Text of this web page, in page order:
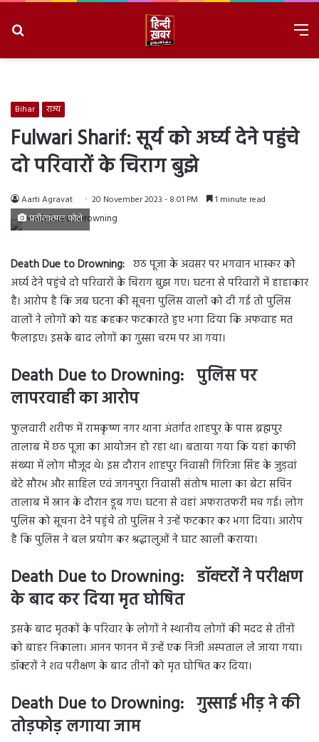
Bihar राज्य
Fulwari Sharif: सूर्य को अर्घ्य देने पहुंचे
दो परिवारों के चिराग बुझे
Aarti Agravat 20 November 2023 - 8:01 PM 1 minute read
प्रतीकात्मक फोटो
Death Due to Drowning: छठ पूजा के अवसर पर भगवान भास्कर को
अर्घ्य देने पहुंचे दो परिवारों के चिराग बुझ गए। घटना से परिवारों में हाहाकार
है। आरोप है कि जब घटना की सूचना पुलिस वालों को दी गई तो पुलिस
वालों ने लोगों को यह कहकर फटकारते हुए भगा दिया कि अफवाह मत
फैलाइए। इसके बाद लोगों का गुस्सा चरम पर आ गया।
Death Due to Drowning: पुलिस पर
लापरवाही का आरोप
फुलवारी शरीफ में रामकृष्ण नगर थाना अंतर्गत शाहपुर के पास ब्रह्मपुर
तालाब में छठ पूजा का आयोजन हो रहा था। बताया गया कि यहां काफी
संख्या में लोग मौजूद थे। इस दौरान शाहपुर निवासी गिरिजा सिंह के जुड़वां
बेटे सौरभ और साहिल एवं जगनपुरा निवासी संतोष माला का बेटा सचिन
तालाब में स्नान के दौरान डूब गए। घटना से वहां अफरातफरी मच गई। लोग
पुलिस को सूचना देने पहुंचे तो पुलिस ने उन्हें फटकार कर भगा दिया। आरोप
है कि पुलिस ने बल प्रयोग कर श्रद्धालुओं ने घाट खाली कराया।
Death Due to Drowning: डॉक्टरों ने परीक्षण
के बाद कर दिया मृत घोषित
इसके बाद मृतकों के परिवार के लोगों ने स्थानीय लोगों की मदद से तीनों
को बाहर निकाला। आनन फानन में उन्हें एक निजी अस्पताल ले जाया गया।
डॉक्टरों ने शव परीक्षण के बाद तीनों को मृत घोषित कर दिया।
Death Due to Drowning: गुस्साई भीड़ ने की
तोड़फोड़ लगाया जाम